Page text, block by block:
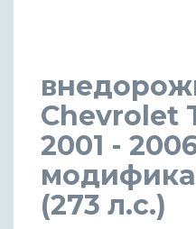
Chevrolet
2001 -
(273 л.с.)